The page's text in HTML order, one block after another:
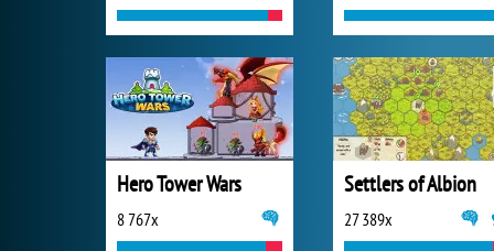
Hero Tower Wars
8 767x
Settlers of Albion
27 389x